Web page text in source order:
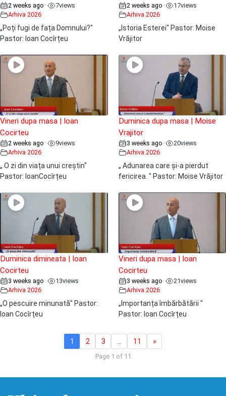
2 weeks ago • 7views
Arhiva 2026
„Poți fugi de fața Domnului?"
Pastor: Ioan Cocîrțeu
2 weeks ago • 17views
Arhiva 2026
„Istoria Esterei" Pastor: Moise
Vrăjitor
Vineri dupa masa | Ioan
Cocirteu
2 weeks ago • 9views
Arhiva 2026
„ O zi din viața unui creștin"
Pastor: IoanCocîrțeu
Duminica dupa masa | Moise
Vrajitor
3 weeks ago • 20views
Arhiva 2026
„ Adunarea care și-a pierdut
fericirea. " Pastor: Moise Vrăjitor
Duminica dimineata | Ioan
Cocirteu
3 weeks ago • 13views
Arhiva 2026
„O pescuire minunată" Pastor:
Ioan Cocîrțeu
Vineri dupa masa | Ioan
Cocirteu
3 weeks ago • 21views
Arhiva 2026
„Importanța îmbărbătării "
Pastor: Ioan Cocîrțeu
1 2 3 11 »
Page 1 of 11